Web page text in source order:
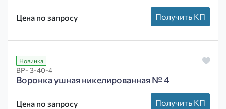
Цена по запросу Получить КП
Новинка
ВР- З-40-4
Воронка ушная никелированная № 4
Цена по запросу Получить КП